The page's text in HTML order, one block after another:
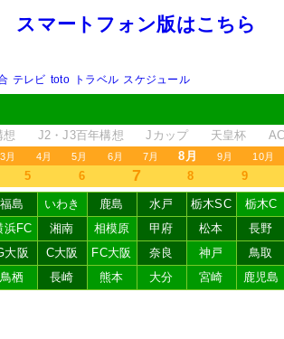
スマートフォン版はこちら
テレビ toto トラベル スケジュール
想 J2・J3百年構想 Jカップ 天皇杯
3月 4月 5月 6月 7月 8月 9月 10月
5 6 7 8 9
福島 いわき 鹿島 水戸 栃木SC 栃木C
浜FC 湘南 相模原 甲府 松本 長野
大阪 C大阪 FC大阪 奈良 神戸 鳥取
鳥栖 長崎 熊本 大分 宮崎 鹿児島